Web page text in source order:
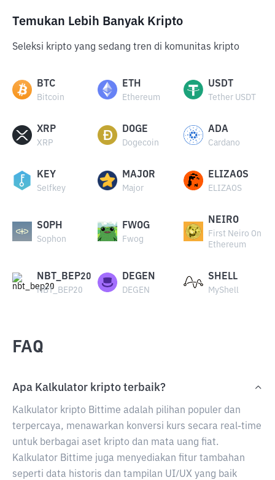
Temukan Lebih Banyak Kripto
Seleksi kripto yang sedang tren di komunitas kripto
BTC
Bitcoin
ETH
Ethereum
USDT
Tether USDT
XRP
XRP
DOGE
Dogecoin
ADA
Cardano
KEY
Selfkey
MAJOR
Major
ELIZAOS
ELIZAOS
SOPH
Sophon
FWOG
Fwog
NEIRO
First Neiro On
Ethereum
NBT_BEP20
NBT_BEP20
DEGEN
DEGEN
SHELL
MyShell
FAQ
Apa Kalkulator kripto terbaik?
Kalkulator kripto Bittime adalah pilihan populer dan
terpercaya, menawarkan konversi kurs secara real-time
untuk berbagai aset kripto dan mata uang fiat.
Kalkulator Bittime juga menyediakan fitur tambahan
seperti data historis dan tampilan UI/UX yang baik